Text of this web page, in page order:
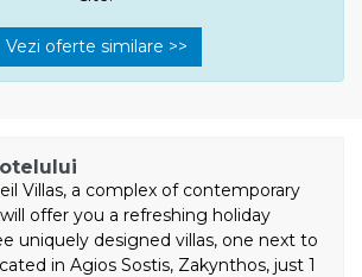
Vezi oferte similare >>
Villas, a complex of contemporary
offer you a refreshing holiday
uniquely designed villas, one next to
in Agios Sostis, Zakynthos, just 1